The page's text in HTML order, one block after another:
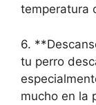
temperatura
6.
tu perro
mucho en la